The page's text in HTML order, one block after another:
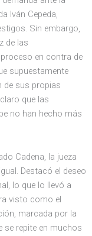
Iván Cepeda,
Sin embargo,
de las
en contra de
supuestamente
de sus propias
que las
no han hecho más
Cadena, la jueza
Destacó el deseo
lo que lo llevó a
visto como el
marcada por la
se repite en muchos